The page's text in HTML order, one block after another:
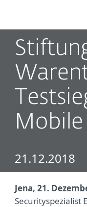
21.12.2018
Jena, 21.
Securityspezialist